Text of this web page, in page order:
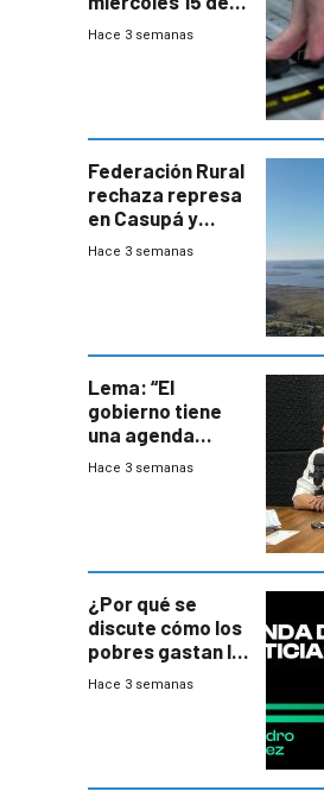
julio de 2026
Hace 3 semanas
Federación Rural
rechaza represa
en Casupá y
firma demanda
Hace 3 semanas
Lema: “El
gobierno tiene
una agenda
destructiva”
Hace 3 semanas
¿Por qué se
discute cómo los
pobres gastan la
plata?
Hace 3 semanas